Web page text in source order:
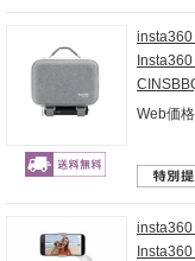
insta360
Web価格
insta360